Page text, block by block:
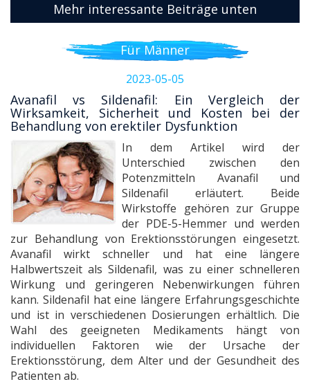
Mehr interessante Beiträge unten
Für Männer
2023-05-05
Avanafil vs Sildenafil: Ein Vergleich der
Wirksamkeit, Sicherheit und Kosten bei der
Behandlung von erektiler Dysfunktion
In dem Artikel wird der
Unterschied zwischen den
Potenzmitteln Avanafil und
Sildenafil erläutert. Beide
Wirkstoffe gehören zur Gruppe
der PDE-5-Hemmer und werden
zur Behandlung von Erektionsstörungen eingesetzt.
Avanafil wirkt schneller und hat eine längere
Halbwertszeit als Sildenafil, was zu einer schnelleren
Wirkung und geringeren Nebenwirkungen führen
kann. Sildenafil hat eine längere Erfahrungsgeschichte
und ist in verschiedenen Dosierungen erhältlich. Die
Wahl des geeigneten Medikaments hängt von
individuellen Faktoren wie der Ursache der
Erektionsstörung, dem Alter und der Gesundheit des
Patienten ab.